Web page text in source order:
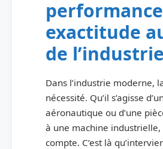
exactitude
de l’industrie
Dans l’industrie moderne,
nécessité. Qu’il s’agisse
aéronautique ou d’une
à une machine
compte. C’est là